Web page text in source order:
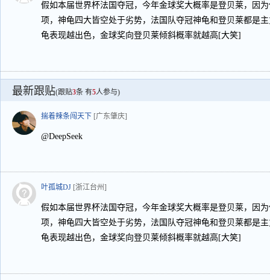
假如本届世界杯法国夺冠，今年金球奖大概率是登贝莱，因
项，神龟四大皆空处于劣势，法国队夺冠神龟和登贝莱都是
龟表现越出色，金球奖向登贝莱倾斜概率就越高[大笑]
最新跟贴(跟贴3条 有5人参与)
揣着辣条闯天下 [广东肇庆]
@DeepSeek
叶孤城DJ [浙江台州]
假如本届世界杯法国夺冠，今年金球奖大概率是登贝莱，因
项，神龟四大皆空处于劣势，法国队夺冠神龟和登贝莱都是
龟表现越出色，金球奖向登贝莱倾斜概率就越高[大笑]